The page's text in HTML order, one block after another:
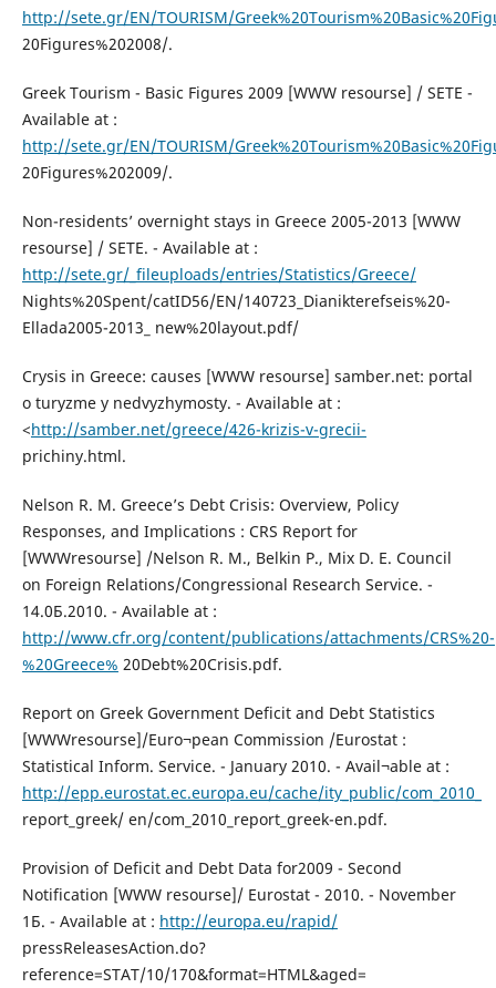
http://sete.gr/EN/TOURISM/
20Figures%202008/.
Greek Tourism - Basic Figures 2009 [WWW resourse] / SETE -
Available at :
http://sete.gr/EN/TOURISM/
20Figures%202009/.
Non-residents’ overnight stays in Greece 2005-2013 [WWW
resourse] / SETE. - Available at :
http://sete.gr/_fileuploads/entries/Statistics/Greece/
Nights%20Spent/catID56/EN/140723_Dianikterefseis%20-
Ellada2005-2013_ new%20layout.pdf/
Crysis in Greece: causes [WWW resourse] samber.net: portal
o turyzme y nedvyzhymosty. - Available at :
<http://samber.net/greece/426-krizis-v-grecii-
prichiny.html.
Nelson R. M. Greece’s Debt Crisis: Overview, Policy
Responses, and Implications : CRS Report for
[WWWresourse] /Nelson R. M., Belkin P., Mix D. E. Council
on Foreign Relations/Congressional Research Service. -
14.0Б.2010. - Available at :
http://www.cfr.org/content/publications/attachments/CRS%20-
%20Greece% 20Debt%20Crisis.pdf.
Report on Greek Government Deficit and Debt Statistics
[WWWresourse]/Euro¬pean Commission /Eurostat :
Statistical Inform. Service. - January 2010. - Avail¬able at :
http://epp.eurostat.ec.europa.eu/cache/ity_public/com_2010_
report_greek/ en/com_2010_report_greek-en.pdf.
Provision of Deficit and Debt Data for2009 - Second
Notification [WWW resourse]/ Eurostat - 2010. - November
1Б. - Available at : http://europa.eu/rapid/
pressReleasesAction.do?
reference=STAT/10/170&format=HTML&aged=